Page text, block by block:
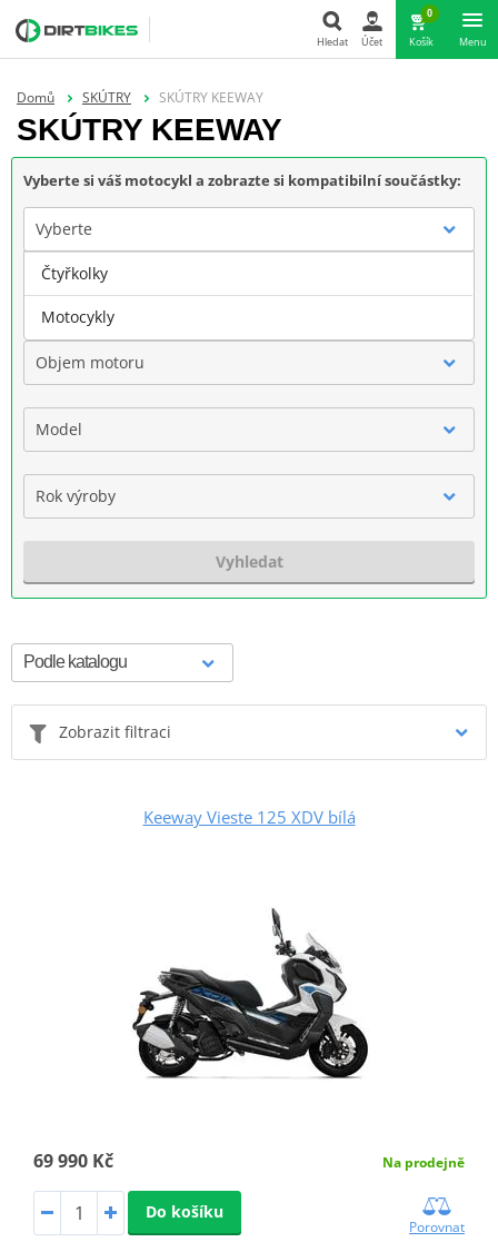
Hledat Účet
0
Košík Menu
Domů SKÚTRY SKÚTRY KEEWAY
SKÚTRY KEEWAY
Vyberte si váš motocykl a zobrazte si kompatibilní součástky:
Vyberte
Značka
Objem motoru
Model
Rok výroby
Vyhledat
Zobrazit filtraci
Keeway Vieste 125 XDV bílá
69 990 Kč Na prodejně
Do košíku
Porovnat
Čtyřkolky
Motocykly